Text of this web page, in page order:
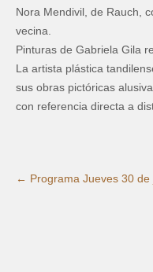
Nora Mendivil, de Rauch,
vecina.
Pinturas de Gabriela Gila
La artista plástica
sus obras pictóricas
con referencia directa a
← Programa Jueves 30